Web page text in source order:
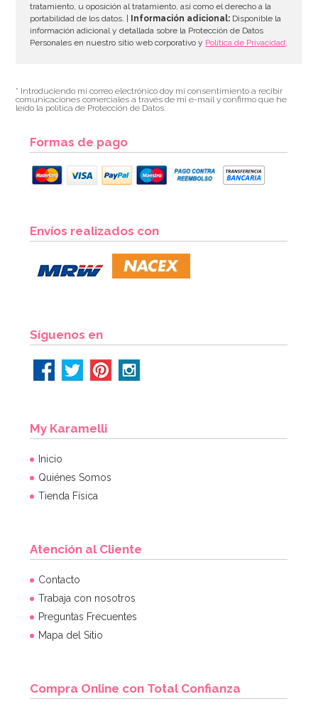
tratamiento, u oposición al tratamiento, así como el derecho a la
portabilidad de los datos. |
Información adicional: Disponible la
información adicional y detallada sobre la Protección de Datos
Personales en nuestro sitio web corporativo y Política de Privacidad.
* Introduciendo mi correo electrónico doy mi consentimiento a recibir
comunicaciones comerciales a través de mi e-mail y confirmo que he
leído la política de Protección de Datos.
Formas de pago
Envíos realizados con
Síguenos en
My Karamelli
Inicio
Quiénes Somos
Tienda Física
Atención al Cliente
Contacto
Trabaja con nosotros
Preguntas Frecuentes
Mapa del Sitio
Compra Online con Total Confianza